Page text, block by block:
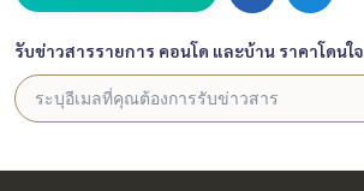
รับข่าวสารรายการ คอนโด และบ้าน ราคาโดนใจ